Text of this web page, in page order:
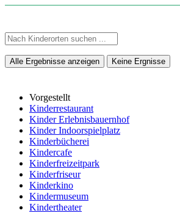
Alle Ergebnisse anzeigen Keine Ergnisse
Vorgestellt
Kinderrestaurant
Kinder Erlebnisbauernhof
Kinder Indoorspielplatz
Kinderbücherei
Kindercafe
Kinderfreizeitpark
Kinderfriseur
Kinderkino
Kindermuseum
Kindertheater